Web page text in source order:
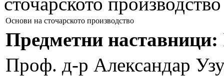
Основи на сточарското производство
Предметни наставници:
Проф. д-р Александар